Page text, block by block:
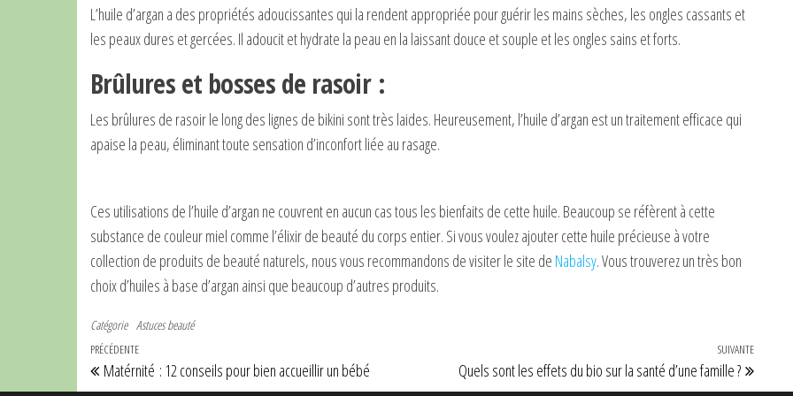
L’huile d’argan a des propriétés adoucissantes qui la rendent appropriée pour guérir les mains sèches, les ongles cassants et
les peaux dures et gercées. Il adoucit et hydrate la peau en la laissant douce et souple et les ongles sains et forts.
Brûlures et bosses de rasoir :
Les brûlures de rasoir le long des lignes de bikini sont très laides. Heureusement, l’huile d’argan est un traitement efficace qui
apaise la peau, éliminant toute sensation d’inconfort liée au rasage.
Ces utilisations de l’huile d’argan ne couvrent en aucun cas tous les bienfaits de cette huile. Beaucoup se réfèrent à cette
substance de couleur miel comme l’élixir de beauté du corps entier. Si vous voulez ajouter cette huile précieuse à votre
collection de produits de beauté naturels, nous vous recommandons de visiter le site de Nabalsy. Vous trouverez un très bon
choix d’huiles à base d’argan ainsi que beaucoup d’autres produits.
Catégorie Astuces beauté
Navigation de l’article
Article précédent
PRÉCÉDENTE
Matérnité : 12 conseils pour bien accueillir un bébé
Article
SUIVANTE
Quels sont les effets du bio sur la santé d’une famille ?